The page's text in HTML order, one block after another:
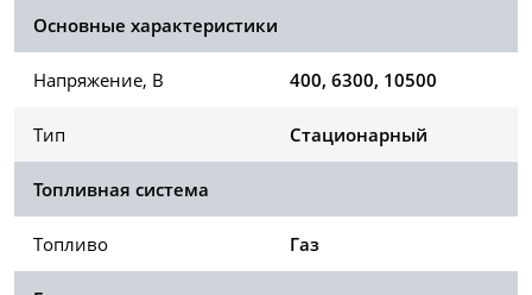
Основные характеристики
Напряжение, В 400, 6300, 10500
Тип Стационарный
Топливная система
Топливо Газ